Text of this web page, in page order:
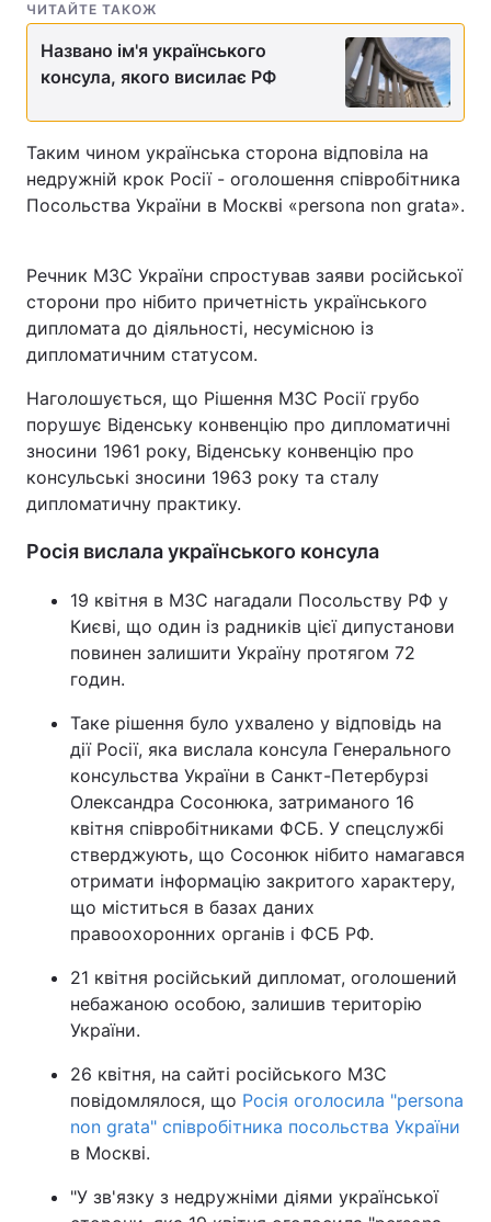
Україна Політика
Економіка Світ
Спорт Наука
Техно і зв'язок Лайт
Інциденти
Здоров'я Туризм
Цікавинки Погода
Екологія
Лонгріди
Відео з Youtube Статті
Контакти
Послуги
Тема оформлення
ЧИТАЙТЕ ТАКОЖ
Названо ім'я українського
консула, якого висилає РФ
Таким чином українська сторона відповіла на
недружній крок Росії - оголошення співробітника
Посольства України в Москві «persona non grata».
Речник МЗС України спростував заяви російської
сторони про нібито причетність українського
дипломата до діяльності, несумісною із
дипломатичним статусом.
Наголошується, що Рішення МЗС Росії грубо
порушує Віденську конвенцію про дипломатичні
зносини 1961 року, Віденську конвенцію про
консульські зносини 1963 року та сталу
дипломатичну практику.
Росія вислала українського консула
19 квітня в МЗС нагадали Посольству РФ у
Києві, що один із радників цієї дипустанови
повинен залишити Україну протягом 72
годин.
Таке рішення було ухвалено у відповідь на
дії Росії, яка вислала консула Генерального
консульства України в Санкт-Петербурзі
Олександра Сосонюка, затриманого 16
квітня співробітниками ФСБ. У спецслужбі
стверджують, що Сосонюк нібито намагався
отримати інформацію закритого характеру,
що міститься в базах даних
правоохоронних органів і ФСБ РФ.
21 квітня російський дипломат, оголошений
небажаною особою, залишив територію
України.
26 квітня, на сайті російського МЗС
повідомлялося, що Росія оголосила "persona
non grata" співробітника посольства України
в Москві.
"У зв'язку з недружніми діями української